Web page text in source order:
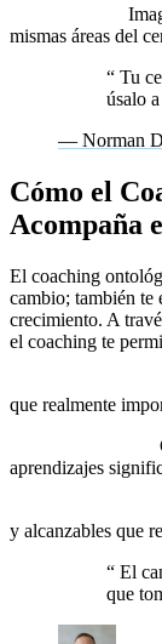
mismas áreas del
“ Tu
úsalo
— Norman
Cómo el
Acompaña
El coaching
cambio; también te
crecimiento. A
el coaching te
que realmente
aprendizajes
y alcanzables que
“ El
que